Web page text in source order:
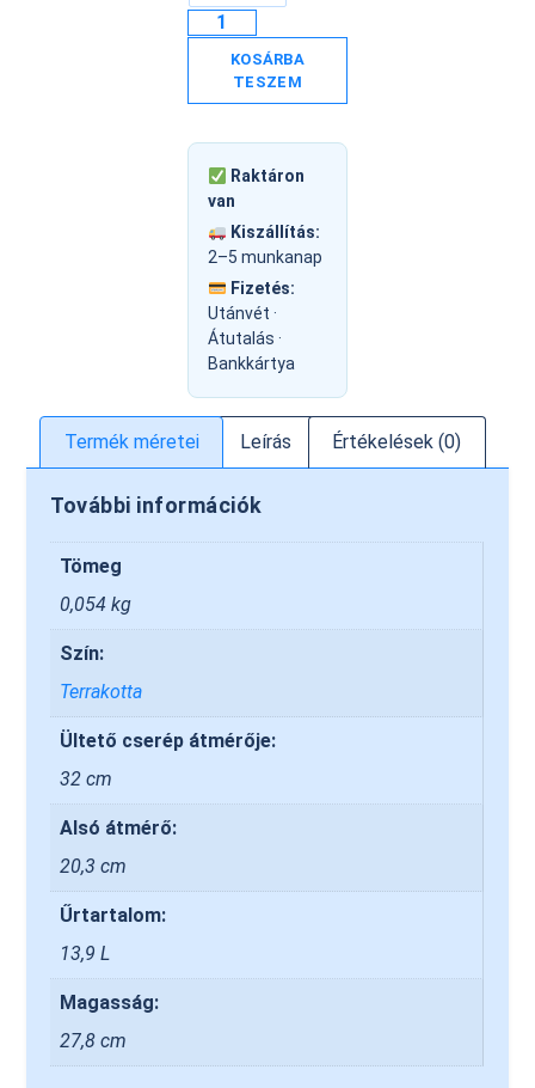
KOSÁRBA
TESZEM
Raktáron
van
Kiszállítás:
2–5 munkanap
Fizetés:
Utánvét ·
Átutalás ·
Bankkártya
Termék méretei Leírás Értékelések (0)
További információk
Tömeg
0,054 kg
Szín:
Terrakotta
Ültető cserép átmérője:
32 cm
Alsó átmérő:
20,3 cm
Űrtartalom:
13,9 L
Magasság:
27,8 cm